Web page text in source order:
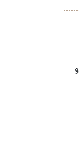
گواهینـامـه محصـول Product Certification، ارزیابی و صدور گواهی نامه Type Approval و